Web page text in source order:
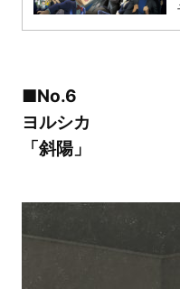
■No.6
ヨルシカ
「斜陽」